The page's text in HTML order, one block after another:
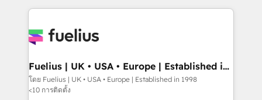
sure you can actually use it, build your website in
for you and execute it on HubSpot. We are on the
framework, meaning we've been accredited by
HubSpot and vetted by the CCS, which means we
can support public sector companies as well the
Fuelius | UK • USA • Europe | Established in
1998
โดย Fuelius | UK • USA • Europe | Established in 1998
<10 การติดตั้ง